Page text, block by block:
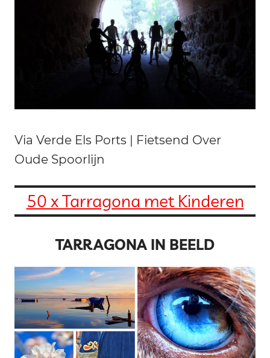
Via Verde Els Ports | Fietsend Over
Oude Spoorlijn
50 x Tarragona met Kinderen
TARRAGONA IN BEELD